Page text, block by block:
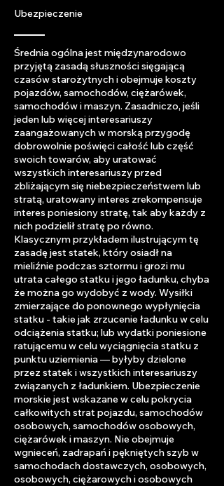
Ubezpieczenie
Średnia ogólna jest międzynarodowo
przyjętą zasadą słuszności sięgającą
czasów starożytnych i obejmuje koszty
pojazdów, samochodów, ciężarówek,
samochodów i maszyn. Zasadniczo, jeśli
jeden lub więcej interesariuszy
zaangażowanych w morską przygodę
dobrowolnie poświęci całość lub część
swoich towarów, aby uratować
wszystkich interesariuszy przed
zbliżającym się niebezpieczeństwem lub
stratą, uratowany interes zrekompensuje
interes poniesiony stratę, tak aby każdy z
nich podzielił stratę po równo.
Klasycznym przykładem ilustrującym tę
zasadę jest statek, który osiadł na
mieliźnie podczas sztormu i grozi mu
utrata całego statku i jego ładunku, chyba
że można go wydobyć z wody. Wysiłki
zmierzające do ponownego wypłynięcia
statku - takie jak zrzucenie ładunku w celu
odciążenia statku; lub wydatki poniesione
ratującemu w celu wyciągnięcia statku z
punktu uziemienia — byłyby dzielone
przez statek i wszystkich interesariuszy
związanych z ładunkiem. Ubezpieczenie
morskie jest wskazane w celu pokrycia
całkowitych strat pojazdu, samochodów
osobowych, samochodów osobowych,
ciężarówek i maszyn. Nie obejmuje
wgnieceń, zadrapań i pękniętych szyb w
samochodach dostawczych, osobowych,
osobowych, ciężarowych i osobowych